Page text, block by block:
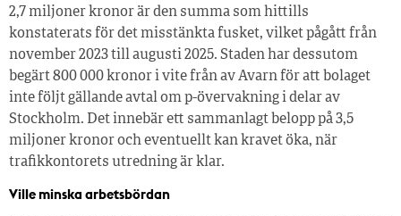
2,7 miljoner kronor är den summa som hittills
konstaterats för det misstänkta fusket, vilket pågått från
november 2023 till augusti 2025. Staden har dessutom
begärt 800 000 kronor i vite från av Avarn för att bolaget
inte följt gällande avtal om p-övervakning i delar av
Stockholm. Det innebär ett sammanlagt belopp på 3,5
miljoner kronor och eventuellt kan kravet öka, när
trafikkontorets utredning är klar.
Ville minska arbetsbördan